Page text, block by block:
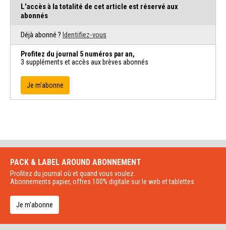
L'accès à la totalité de cet article est réservé aux
abonnés
Déjà abonné ? Identifiez-vous
Profitez du journal 5 numéros par an,
3 suppléments et accès aux brèves abonnés
Je m'abonne
PACK & LABEL AROUND ABONNEMENT
Profitez du journal où et quand vous voulez.
Abonnements papier, offres 100% digitale sur le web et tablettes
Je m'abonne